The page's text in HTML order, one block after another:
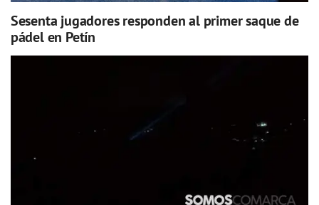
Sesenta jugadores responden al primer saque de
pádel en Petín